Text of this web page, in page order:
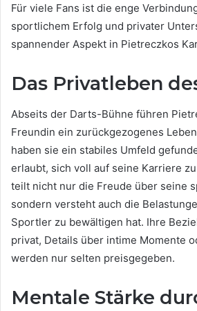
Für viele Fans ist die enge
sportlichem Erfolg und privater
spannender Aspekt in Pietreczkos
Das Privatleben
Abseits der Darts-Bühne führen
Freundin ein zurückgezogenes
haben sie ein stabiles Umfeld
erlaubt, sich voll auf seine Karriere
teilt nicht nur die Freude über seine
sondern versteht auch die
Sportler zu bewältigen hat. Ihre
privat, Details über intime Momente
werden nur selten preisgegeben.
Mentale Stärke